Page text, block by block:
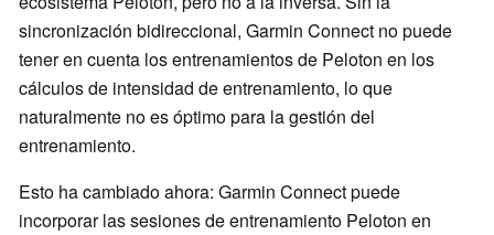
sincronización bidireccional, Garmin Connect no puede
tener en cuenta los entrenamientos de Peloton en los
cálculos de intensidad de entrenamiento, lo que
naturalmente no es óptimo para la gestión del
entrenamiento.
Esto ha cambiado ahora: Garmin Connect puede
incorporar las sesiones de entrenamiento Peloton en